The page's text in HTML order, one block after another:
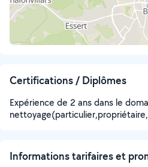
Certifications / Diplômes
Expérience de 2 ans dans le
Informations tarifaires et